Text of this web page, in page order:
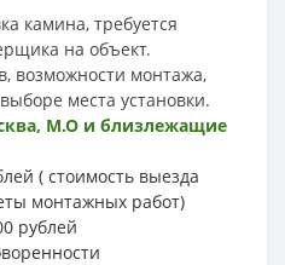
камина, требуется
на объект.
возможности монтажа,
места установки.
М.О и близлежащие
( стоимость выезда
монтажных работ)
рублей